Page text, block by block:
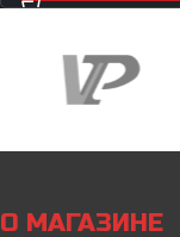
О МАГАЗИНЕ